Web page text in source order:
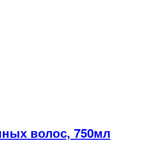
волос, 750мл